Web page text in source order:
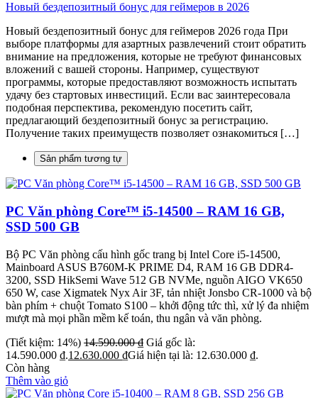
Новый бездепозитный бонус для геймеров в 2026
Новый бездепозитный бонус для геймеров 2026 года При
выборе платформы для азартных развлечений стоит обратить
внимание на предложения, которые не требуют финансовых
вложений с вашей стороны. Например, существуют
программы, которые предоставляют возможность испытать
удачу без стартовых инвестиций. Если вас заинтересовала
подобная перспектива, рекомендую посетить сайт,
предлагающий бездепозитный бонус за регистрацию.
Получение таких преимуществ позволяет ознакомиться […]
Sản phẩm tương tự
PC Văn phòng Core™ i5-14500 – RAM 16 GB,
SSD 500 GB
Bộ PC Văn phòng cấu hình gốc trang bị Intel Core i5-14500,
Mainboard ASUS B760M-K PRIME D4, RAM 16 GB DDR4-
3200, SSD HikSemi Wave 512 GB NVMe, nguồn AIGO VK650
650 W, case Xigmatek Nyx Air 3F, tản nhiệt Jonsbo CR-1000 và bộ
bàn phím + chuột Tomato S100 – khởi động tức thì, xử lý đa nhiệm
mượt mà mọi phần mềm kế toán, thu ngân và văn phòng.
(Tiết kiệm: 14%) 14.590.000₫ Giá gốc là:
14.590.000 ₫.12.630.000 ₫Giá hiện tại là: 12.630.000 ₫.
Còn hàng
Thêm vào giỏ